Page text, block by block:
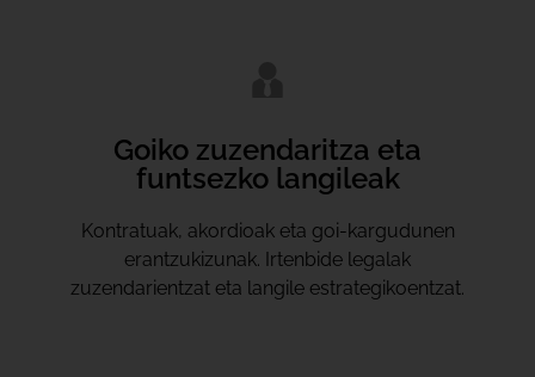
Goiko zuzendaritza eta
funtsezko langileak
Kontratuak, akordioak eta goi-kargudunen
erantzukizunak. Irtenbide legalak
zuzendarientzat eta langile estrategikoentzat.